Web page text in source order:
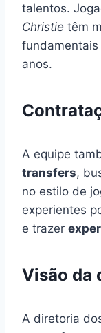
talentos.
Christie têm
fundamentais
anos.
A equipe
transfers,
no estilo de
experientes
e trazer
Visão da
A diretoria